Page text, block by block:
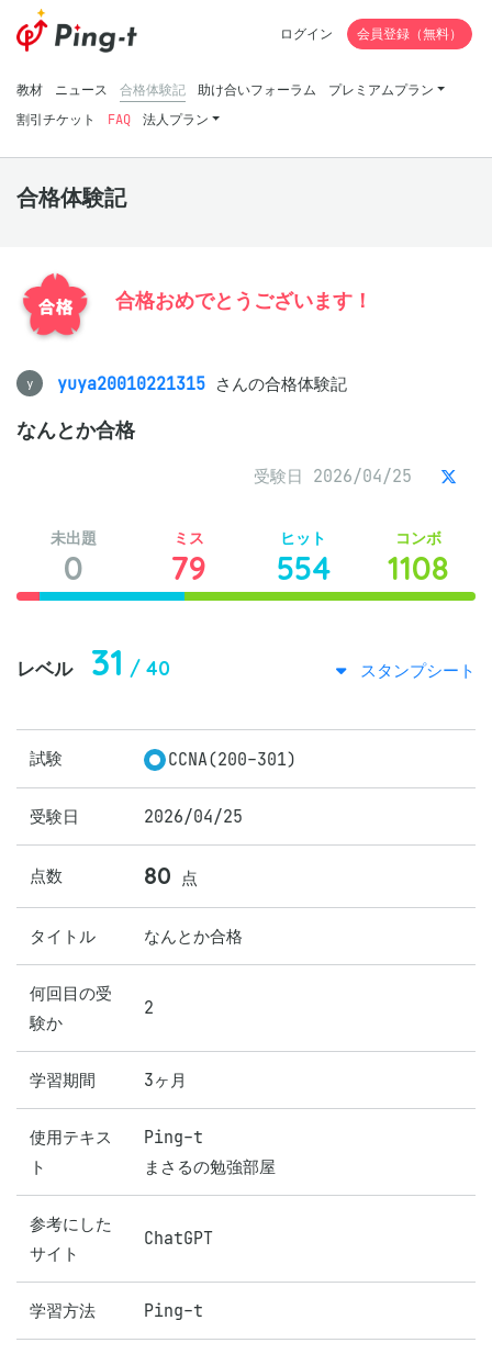
教材 ニュース 合格体験記 助け合いフォーラム
プレミアムプラン
割引チケット
FAQ 法人プラン
ログイン 会員登録（無料）
合格体験記
合格おめでとうございます！
y yuya20010221315 さんの合格体験記
なんとか合格
受験日 2026/04/25
未出題
0
ミス
79
ヒット
554
コンボ
1108
レベル 31 / 40 スタンプシート
試験 CCNA(200-301)
受験日 2026/04/25
点数 80 点
タイトル なんとか合格
何回目の受
験か
2
学習期間 3ヶ月
使用テキス
ト
Ping-t
まさるの勉強部屋
参考にした
サイト
ChatGPT
学習方法 Ping-t